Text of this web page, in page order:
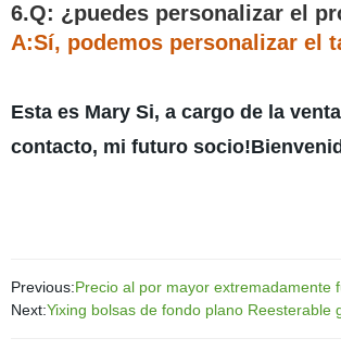
6.Q: ¿puedes personalizar el
A:Sí, podemos personalizar el
Esta es Mary Si, a cargo de la
contacto, mi futuro
Previous:Precio al por mayor extremadamente
Next:Yixing bolsas de fondo plano Reesterable